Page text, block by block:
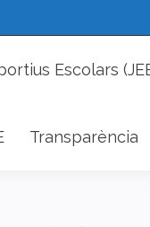
Escolars
Transparència